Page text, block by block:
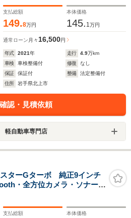
支払総額
149.8万円
本体価格
145. 1万円
通常ローン 月々 16,500円
年式 2021年 走行 4.9万km
車検
車検整備付 修復
なし
保証
保証付 整備
法定整備付
住所
岩手県北上市
認・見積依頼
軽自動車専門店
ターGターボ 純正9インチ
・全方位カメラ・ソナー・
スライド・LEDライト・Fド
シートテーブル・ターボ
支払総額 本体価格